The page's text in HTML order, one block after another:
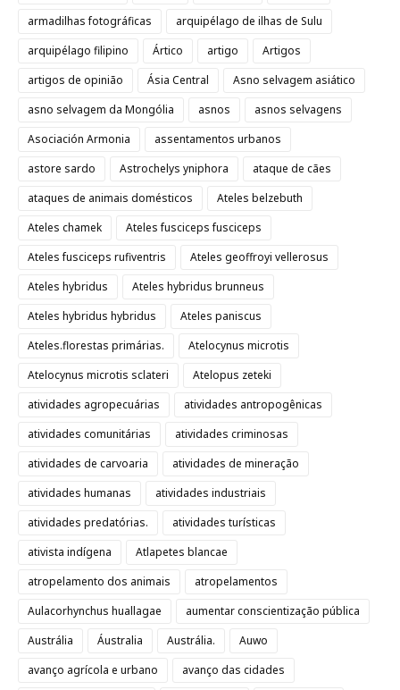
armadilhas fotográficas
arquipélago de ilhas de Sulu
arquipélago filipino
Ártico artigo
Artigos
artigos de opinião
Ásia Central
Asno selvagem asiático
asno selvagem da Mongólia
asnos
asnos selvagens
Asociación Armonia
assentamentos urbanos
astore sardo
Astrochelys yniphora
ataque de cães
ataques de animais domésticos
Ateles belzebuth
Ateles chamek
Ateles fusciceps fusciceps
Ateles fusciceps rufiventris
Ateles geoffroyi vellerosus
Ateles hybridus
Ateles hybridus brunneus
Ateles hybridus hybridus
Ateles paniscus
Ateles.florestas primárias.
Atelocynus microtis
Atelocynus microtis sclateri
Atelopus zeteki
atividades agropecuárias
atividades antropogênicas
atividades comunitárias
atividades criminosas
atividades de carvoaria
atividades de mineração
atividades humanas
atividades industriais
atividades predatórias.
atividades turísticas
ativista indígena
Atlapetes blancae
atropelamento dos animais
atropelamentos
Aulacorhynchus huallagae
aumentar conscientização pública
Austrália
Áustralia Austrália.
Auwo
avanço agrícola e urbano
avanço das cidades